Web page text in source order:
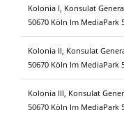
Kolonia I, Konsulat
50670 Köln Im MediaPark
Kolonia II, Konsulat
50670 Köln Im MediaPark
Kolonia III, Konsulat
50670 Köln Im MediaPark